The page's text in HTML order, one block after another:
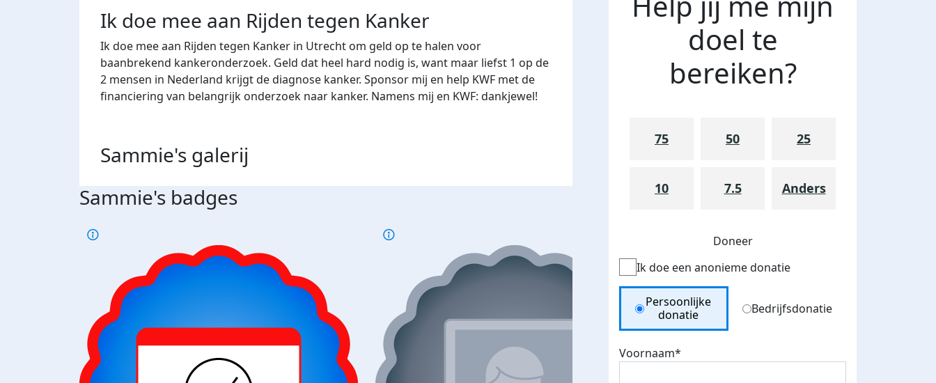
Ik doe mee aan Rijden tegen Kanker
Ik doe mee aan Rijden tegen Kanker in Utrecht om geld op te halen voor
baanbrekend kankeronderzoek. Geld dat heel hard nodig is, want maar liefst 1 op de
2 mensen in Nederland krijgt de diagnose kanker. Sponsor mij en help KWF met de
financiering van belangrijk onderzoek naar kanker. Namens mij en KWF: dankjewel!
Sammie's galerij
Sammie's badges
doel te
bereiken?
75 50 25
10 7.5 Anders
Doneer
Ik doe een anonieme donatie
Donation Type
Persoonlijke
donatie
Bedrijfsdonatie
Voornaam*